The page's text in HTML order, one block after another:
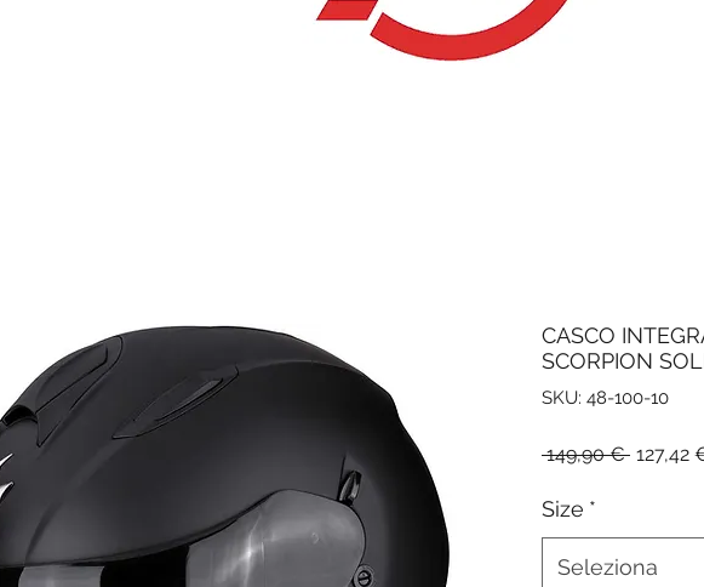
CASCO
SCORPION
SKU: 48-100-10
149,90 € Prezzo
127,42
Size *
Seleziona